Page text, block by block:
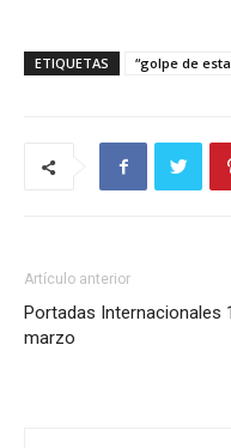
ETIQUETAS “golpe de
Artículo anterior
Portadas Internacionales
marzo